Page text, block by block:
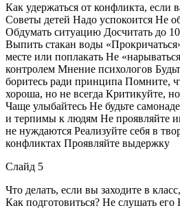
Как удержаться от конфликта, если
Советы детей Надо успокоится Не
Обдумать ситуацию Досчитать до
Выпить стакан воды
месте или поплакать Не
контролем Мнение психологов
боритесь ради принципа Помните,
хороша, но не всегда Критикуйте,
Чаще улыбайтесь Не будьте
и терпимы к людям Не проявляйте
не нуждаются Реализуйте себя в
конфликтах Проявляйте выдержку
Слайд 5
Что делать, если вы заходите в
Как подготовиться? Не слушать его